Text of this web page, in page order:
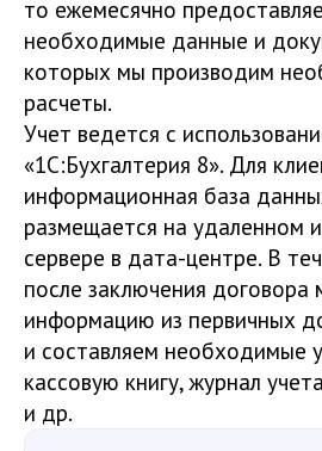
то ежемесячно
необходимые данные и
которых мы производим
расчеты.
Учет ведется с
«1С:Бухгалтерия 8». Для
информационная база
размещается на удаленном
сервере в дата-центре. В
после заключения договора
информацию из первичных
и составляем необходимые
кассовую книгу, журнал
и др.